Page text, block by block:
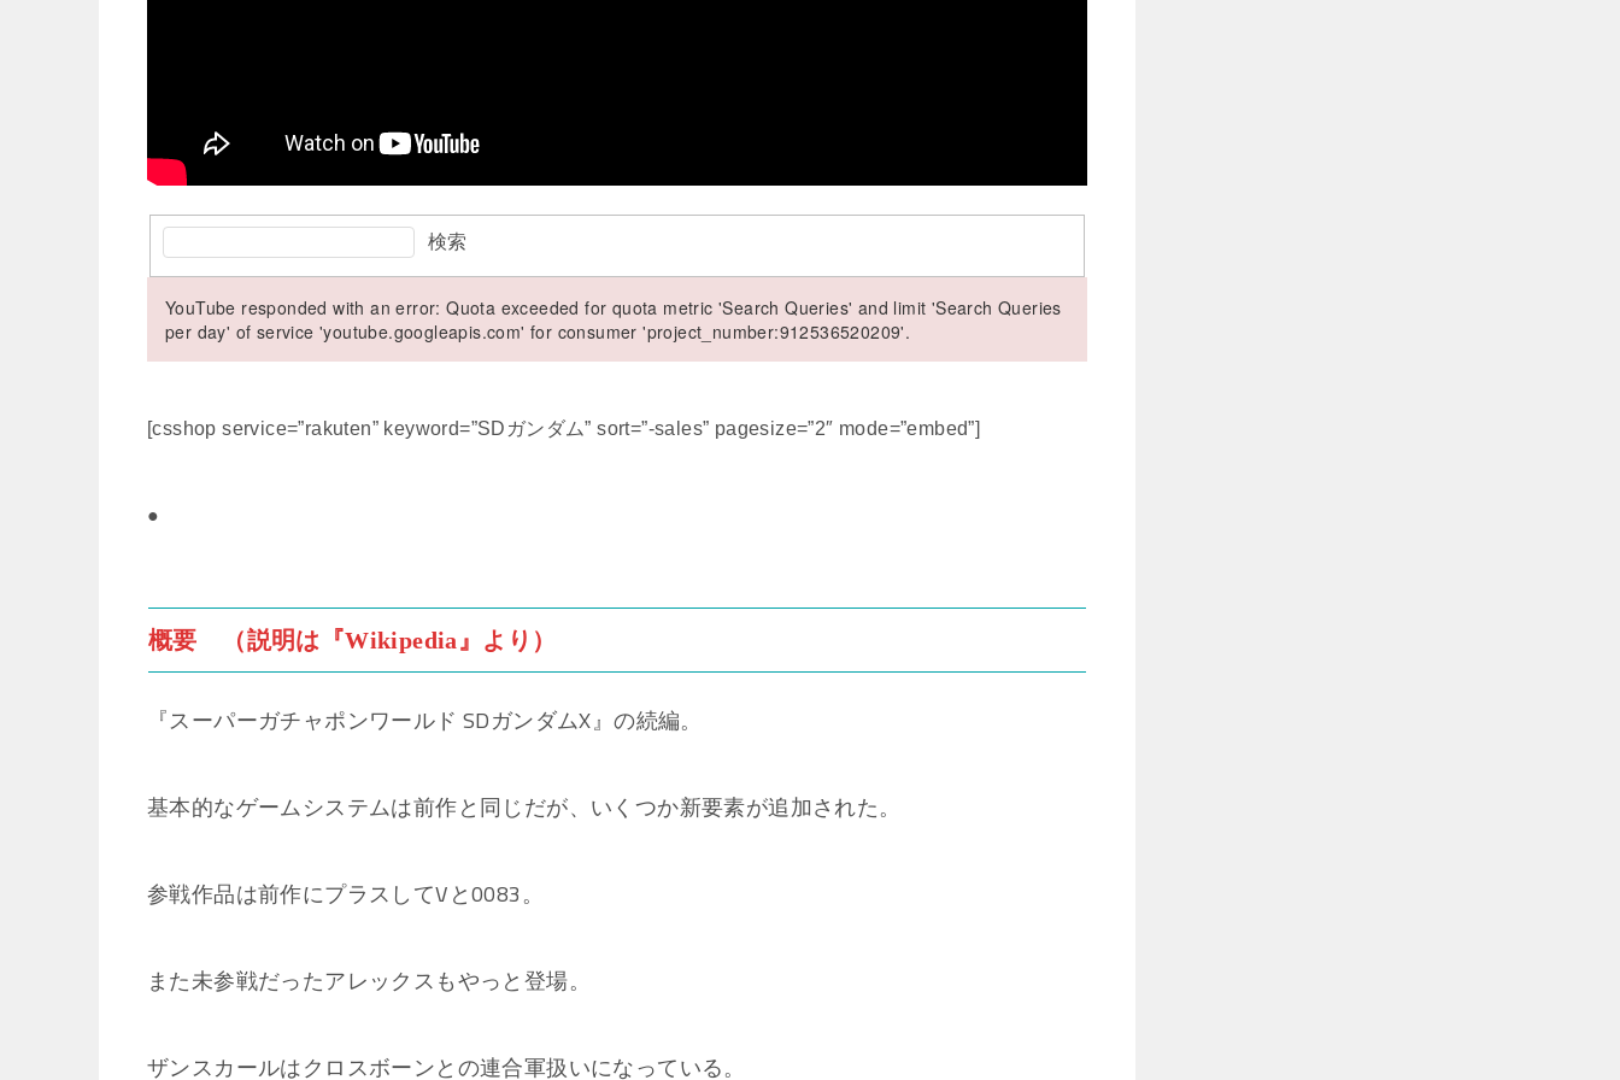
検索
YouTube responded with an error: Quota exceeded for quota metric 'Search Queries' and limit 'Search Queries
per day' of service 'youtube.googleapis.com' for consumer 'project_number:912536520209'.
[csshop service=”rakuten” keyword=”SDガンダム” sort=”-sales” pagesize=”2″ mode=”embed”]
●
概要 （説明は『Wikipedia』より）
『スーパーガチャポンワールド SDガンダムX』の続編。
基本的なゲームシステムは前作と同じだが、いくつか新要素が追加された。
参戦作品は前作にプラスしてVと0083。
また未参戦だったアレックスもやっと登場。
ザンスカールはクロスボーンとの連合軍扱いになっている。